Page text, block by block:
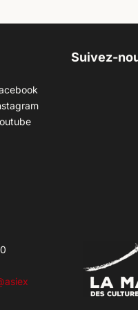
Suivez-